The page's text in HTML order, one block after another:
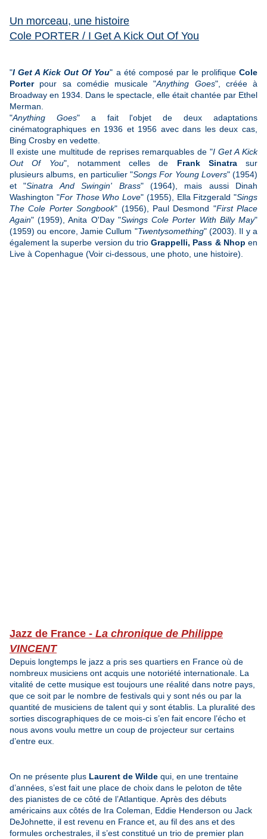
Un morceau, une histoire
Cole PORTER / I Get A Kick Out Of You
"I Get A Kick Out Of You" a été composé par le prolifiqueCole
Porterpour sa comédie musicale "Anything Goes", créée à
Broadway en 1934. Dans le spectacle, elle était chantée par Ethel
Merman.
"Anything Goes" a fait l'objet de deux adaptations
cinématographiques en 1936 et 1956 avec dans les deux cas,
Bing Crosby en vedette.
Il existe une multitude de reprises remarquables de "I Get A Kick
Out Of You", notamment celles de Frank Sinatra sur
plusieurs albums, en particulier "Songs For Young Lovers" (1954)
et "Sinatra And Swingin' Brass" (1964), mais aussi Dinah
Washington "For Those Who Love" (1955), Ella Fitzgerald "Sings
The Cole Porter Songbook" (1956), Paul Desmond "First Place
Again" (1959), Anita O'Day "Swings Cole Porter With Billy May"
(1959) ou encore, Jamie Cullum "Twentysomething" (2003). Il y a
également la superbe version du trioGrappelli, Pass & Nhop en
Live à Copenhague (Voir ci-dessous, une photo, une histoire).
Jazz de France - La chronique de Philippe
VINCENT
Depuis longtemps le jazz a pris ses quartiers en France où de
nombreux musiciens ont acquis une notoriété internationale. La
vitalité de cette musique est toujours une réalité dans notre pays,
que ce soit par le nombre de festivals qui y sont nés ou par la
quantité de musiciens de talent qui y sont établis. La pluralité des
sorties discographiques de ce mois-ci s’en fait encore l’écho et
nous avons voulu mettre un coup de projecteur sur certains
d’entre eux.
On ne présente plus Laurent de Wilde qui, en une trentaine
d’années, s’est fait une place de choix dans le peloton de tête
des pianistes de ce côté de l’Atlantique. Après des débuts
américains aux côtés de Ira Coleman, Eddie Henderson ou Jack
DeJohnette, il est revenu en France et, au fil des ans et des
formules orchestrales, il s’est constitué un trio de premier plan